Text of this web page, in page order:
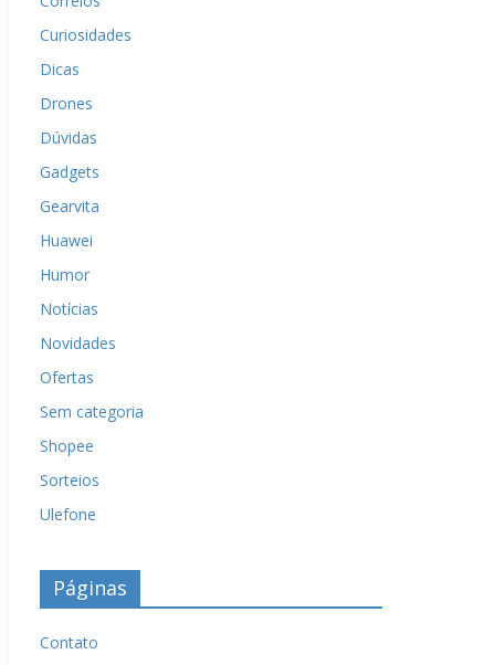
Curiosidades
Dicas
Drones
Dúvidas
Gadgets
Gearvita
Huawei
Humor
Notícias
Novidades
Ofertas
Sem categoria
Shopee
Sorteios
Ulefone
Páginas
Contato